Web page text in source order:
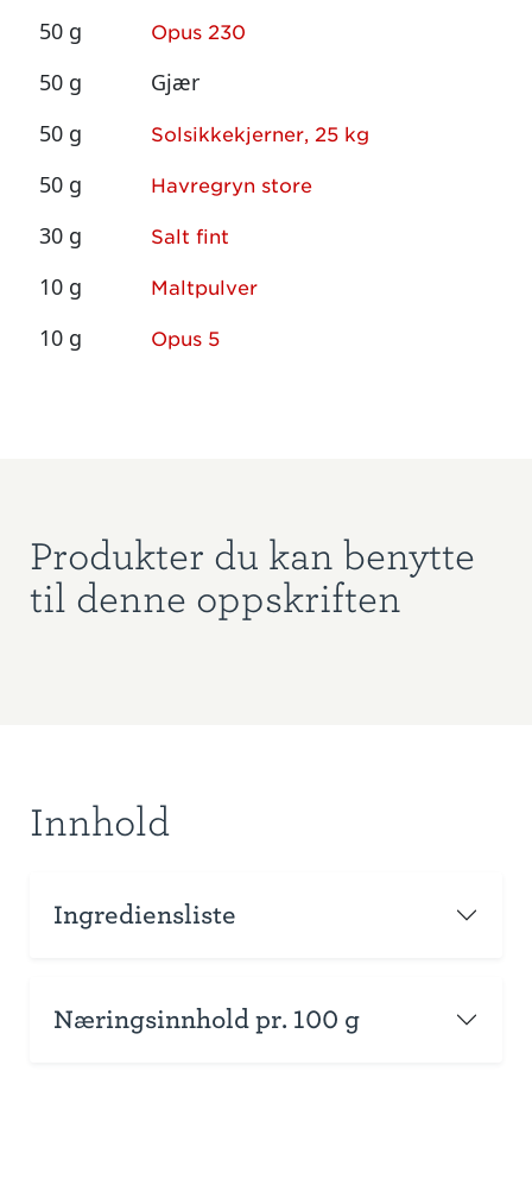
50 g
Opus 230
50 g
Gjær
50 g
Solsikkekjerner, 25 kg
50 g Havregryn store
30 g Salt fint
10 g Maltpulver
10 g Opus 5
Produkter du kan benytte
til denne oppskriften
Innhold
Ingrediensliste
Næringsinnhold pr. 100 g